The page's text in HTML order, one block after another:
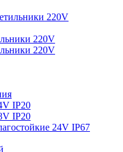
220V
220V
220V
IP20
IP20
24V IP67